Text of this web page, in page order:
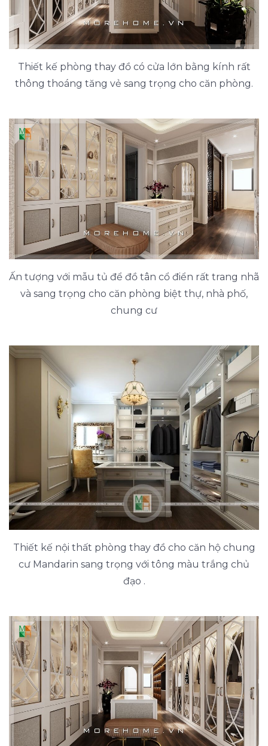
Thiết kế phòng thay đồ có cửa lớn bằng kính rất
thông thoáng tăng vẻ sang trọng cho căn phòng.
Ấn tượng với mẫu tủ để đồ tân cổ điển rất trang nhã
và sang trọng cho căn phòng biệt thự, nhà phố,
chung cư
Thiết kế nội thất phòng thay đồ cho căn hộ chung
cư Mandarin sang trọng với tông màu trắng chủ
đạo .